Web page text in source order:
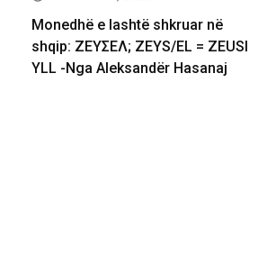
Monedhë e lashtë shkruar në
shqip: ΖΕΥΣΕΛ; ZEYS/EL = ZEUSI
YLL -Nga Aleksandër Hasanaj